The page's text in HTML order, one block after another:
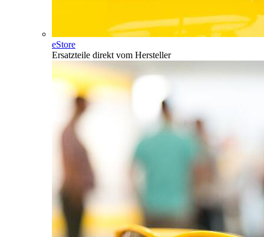
eStore
Ersatzteile direkt vom Hersteller